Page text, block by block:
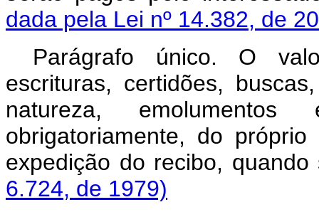
dada pela Lei nº 14.382, de
Parágrafo único. O
escrituras, certidões,
natureza,
obrigatoriamente, do
expedição do recibo,
6.724, de 1979)